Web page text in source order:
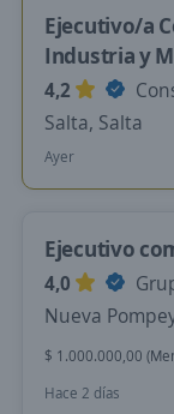
Ejecutivo/a
Industria y
4,2
Salta, Salta
Ayer
Ejecutivo
4,0
Nueva
$ 1.000.000,00
Hace 2 días